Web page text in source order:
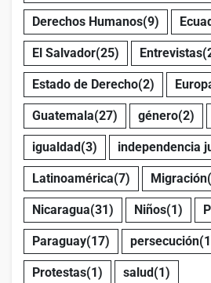
Derechos Humanos(9)
El Salvador(25) Entrevistas
Estado de Derecho(2)
Guatemala(27) género(2)
igualdad(3) independencia
Latinoamérica(7) Migración
Nicaragua(31) Niños(1)
Paraguay(17) persecución
Protestas(1) salud(1)